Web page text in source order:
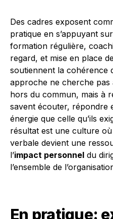
Des cadres exposent
pratique en s’appuyant
formation régulière,
regard, et mise en place
soutiennent la cohérence
approche ne cherche
hors du commun, mais à
savent écouter, répondre
énergie que celle qu’ils
résultat est une culture
verbale devient une
l’impact personnel du
l’ensemble de
En pratique: